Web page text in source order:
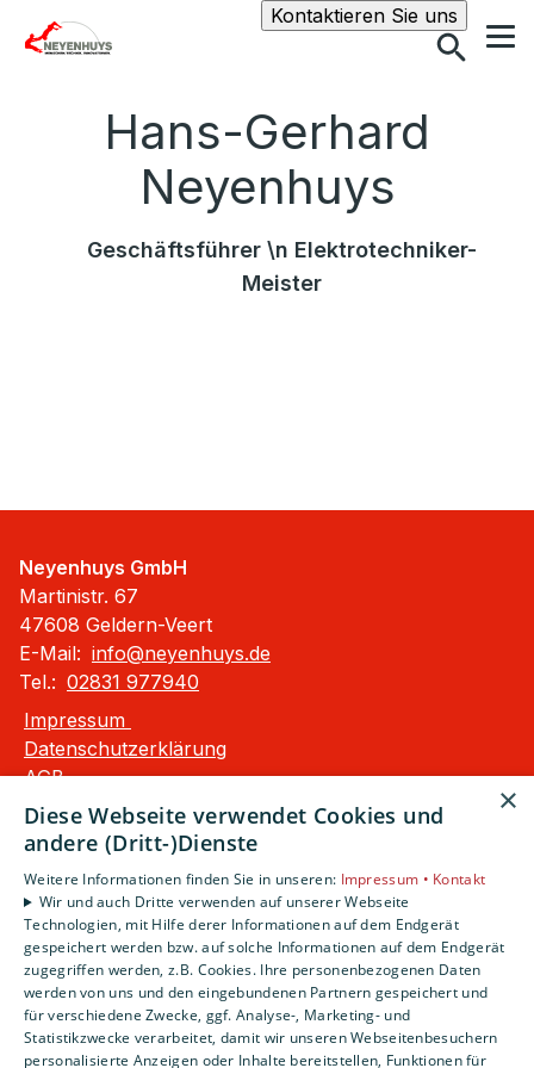
Kontaktieren Sie unsSuche
Hans-Gerhard
Neyenhuys
Geschäftsführer \n Elektrotechniker-
Meister
Neyenhuys GmbH
Martinistr. 67
47608 Geldern-Veert
E-Mail: info@neyenhuys.de
Tel.: 02831 977940
Impressum
Datenschutzerklärung
AGB
Barrierefreiheitserklärung
Privatkunden
Karriere
Unternehmen
Kontakt
×
Diese Webseite verwendet Cookies und
andere (Dritt-)Dienste
Weitere Informationen finden Sie in unseren: Impressum • Kontakt
Wir und auch Dritte verwenden auf unserer Webseite
Technologien, mit Hilfe derer Informationen auf dem Endgerät
gespeichert werden bzw. auf solche Informationen auf dem Endgerät
zugegriffen werden, z.B. Cookies. Ihre personenbezogenen Daten
werden von uns und den eingebundenen Partnern gespeichert und
für verschiedene Zwecke, ggf. Analyse-, Marketing- und
Statistikzwecke verarbeitet, damit wir unseren Webseitenbesuchern
personalisierte Anzeigen oder Inhalte bereitstellen, Funktionen für